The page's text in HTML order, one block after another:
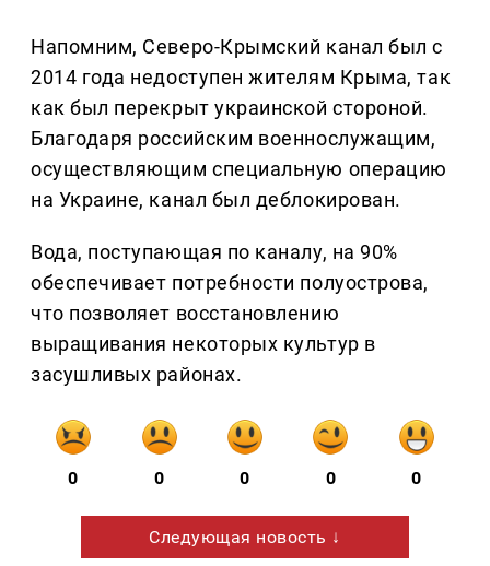
Напомним, Северо-Крымский канал был с
2014 года недоступен жителям Крыма, так
как был перекрыт украинской стороной.
Благодаря российским военнослужащим,
осуществляющим специальную операцию
на Украине, канал был деблокирован.
Вода, поступающая по каналу, на 90%
обеспечивает потребности полуострова,
что позволяет восстановлению
выращивания некоторых культур в
засушливых районах.
0 0 0 0 0
Следующая новость ↓